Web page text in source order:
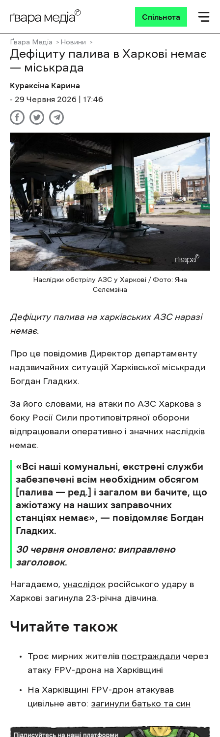
Спільнота
Ґвара Медіа Новини
Дефіциту палива в Харкові немає
— міськрада
Кураксіна Карина
- 29 Червня 2026 | 17:46
Наслідки обстрілу АЗС у Харкові / Фото: Яна
Сєлємзіна
Дефіциту палива на харківських АЗС наразі
немає.
Про це повідомив Директор департаменту
надзвичайних ситуацій Харківської міськради
Богдан Гладких.
За його словами, на атаки по АЗС Харкова з
боку Росії Сили протиповітряної оборони
відпрацювали оперативно і значних наслідків
немає.
«Всі наші комунальні, екстрені служби
забезпечені всім необхідним обсягом
[палива — ред.] і загалом ви бачите, що
ажіотажу на наших заправочних
станціях немає», — повідомляє Богдан
Гладких.
30 червня оновлено: виправлено
заголовок.
Нагадаємо, унаслідок російського удару в
Харкові загинула 23-річна дівчина.
Читайте також
Троє мирних жителів постраждали через
атаку FPV-дрона на Харківщині
На Харківщині FPV-дрон атакував
цивільне авто: загинули батько та син